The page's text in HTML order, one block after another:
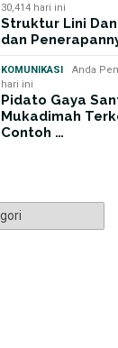
30,414 hari ini
Struktur Lini
dan
KOMUNIKASI
Anda
hari ini
Pidato Gaya
Mukadimah
Contoh …